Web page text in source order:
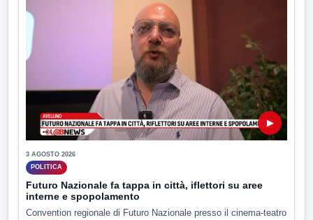
▶
3 AGOSTO 2026
POLITICA
Futuro Nazionale fa tappa in città, iflettori su aree
interne e spopolamento
Convention regionale di Futuro Nazionale presso il cinema-teatro